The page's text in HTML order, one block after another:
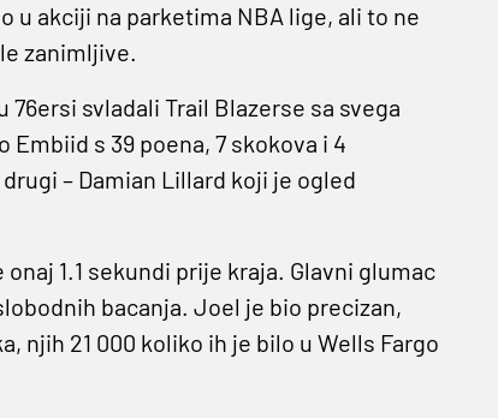
u akciji na parketima NBA lige, ali to ne
zanimljive.
svladali Trail Blazerse sa svega
Embiid s 39 poena, 7 skokova i 4
– Damian Lillard koji je ogled
1.1 sekundi prije kraja. Glavni glumac
bacanja. Joel je bio precizan,
njih 21 000 koliko ih je bilo u Wells Fargo